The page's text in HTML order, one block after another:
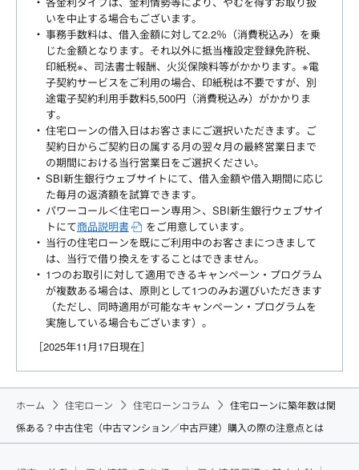
いを中止する場合もございます。
事務手数料は、借入金額に対して2.2％（消費税込み）を乗
じた金額となります。それ以外に抵当権設定登録免許税、
印紙税※、司法書士報酬、火災保険料等がかかります。※電
子契約サービスをご利用の場合、印紙税は不要ですが、別
途電子契約利用手数料5,500円（消費税込み）がかかりま
す。
住宅ローンの借入日はお客さまにご選択いただきます。ご
契約日からご契約日の属する月の翌々月の最終営業日まで
の期間における当行営業日をご選択ください。
SBI新生銀行ウェブサイトにて、借入金額や借入期間に応じ
た毎月の返済額を試算できます。
パワーコール＜住宅ローン専用＞、SBI新生銀行ウェブサイ
トにて商品説明書
をご用意しています。
当行の住宅ローンを既にご利用中のお客さまにつきまして
は、当行で借り換えをすることはできません。
1つのお取引に対して適用できるキャンペーン・プログラム
が複数ある場合は、原則として1つのみお選びいただきます
（ただし、同時適用が可能なキャンペーン・プログラムを
実施している場合もございます）。
［2025年11月17日現在］
ホーム 住宅ローン 住宅ローンコラム
住宅ローンに築年数は関
係ある？中古住宅（中古マンション／中古戸建）購入の際の注意点とは